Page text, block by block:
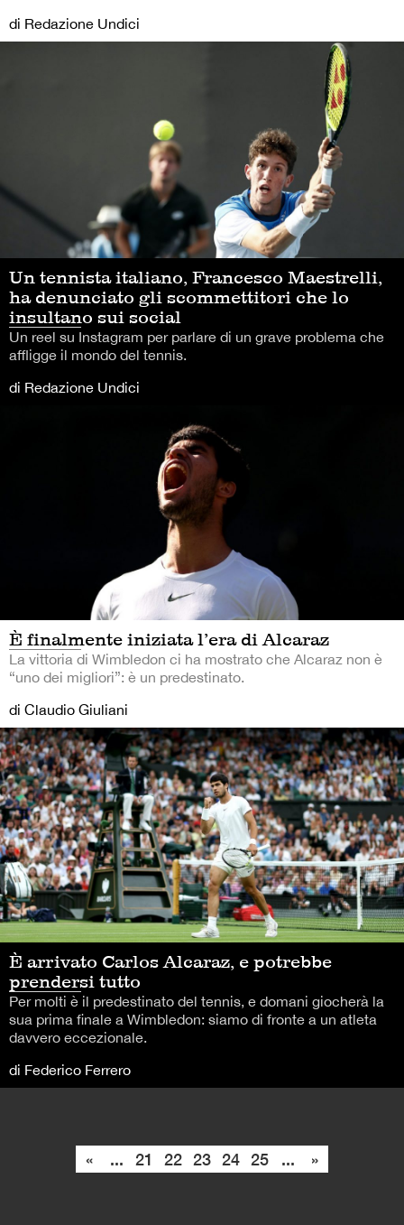
di Redazione Undici
Un tennista italiano, Francesco Maestrelli,
ha denunciato gli scommettitori che lo
insultano sui social
Un reel su Instagram per parlare di un grave problema che
affligge il mondo del tennis.
di Redazione Undici
È finalmente iniziata l’era di Alcaraz
La vittoria di Wimbledon ci ha mostrato che Alcaraz non è
“uno dei migliori”: è un predestinato.
di Claudio Giuliani
È arrivato Carlos Alcaraz, e potrebbe
prendersi tutto
Per molti è il predestinato del tennis, e domani giocherà la
sua prima finale a Wimbledon: siamo di fronte a un atleta
davvero eccezionale.
di Federico Ferrero
« ... 21 22 23 24 25 ... »